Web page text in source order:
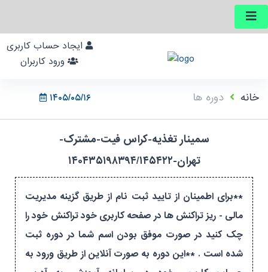
۱۴۰۵/۰۵/۱۶ خانه دوره ها
سمینار تغذیه-کراس فیت-مشترک-
تهران-۱۴۰۴۳۵۱۹۸۳۹۴/۱۴۵۴۲۲
**برای اطمینان از تایید ثبت نام از طریق گزینه مدیریت
مالی - ریز تراکنش ها در صفحه کاربری خود تراکنش خود را
چک کنید در صورت موفق بودن اسم شما در دوره ثبت
شده است . **این دوره به صورت آنلاین از طریق ورود به